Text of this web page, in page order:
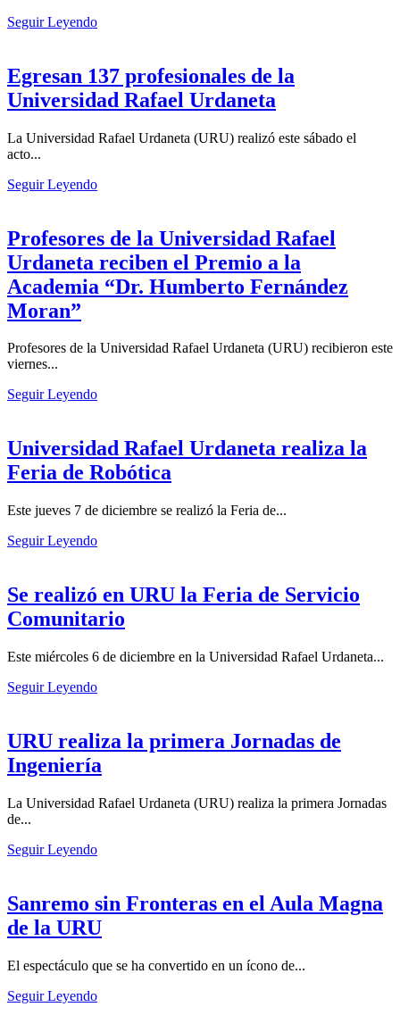
Seguir Leyendo
Egresan 137 profesionales de la
Universidad Rafael Urdaneta
La Universidad Rafael Urdaneta (URU) realizó este sábado el
acto...
Seguir Leyendo
Profesores de la Universidad Rafael
Urdaneta reciben el Premio a la
Academia “Dr. Humberto Fernández
Moran”
Profesores de la Universidad Rafael Urdaneta (URU) recibieron este
viernes...
Seguir Leyendo
Universidad Rafael Urdaneta realiza la
Feria de Robótica
Este jueves 7 de diciembre se realizó la Feria de...
Seguir Leyendo
Se realizó en URU la Feria de Servicio
Comunitario
Este miércoles 6 de diciembre en la Universidad Rafael Urdaneta...
Seguir Leyendo
URU realiza la primera Jornadas de
Ingeniería
La Universidad Rafael Urdaneta (URU) realiza la primera Jornadas
de...
Seguir Leyendo
Sanremo sin Fronteras en el Aula Magna
de la URU
El espectáculo que se ha convertido en un ícono de...
Seguir Leyendo